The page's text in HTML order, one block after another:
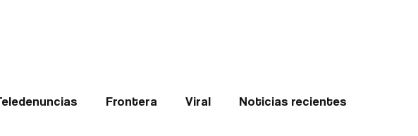
Frontera Viral Noticias recientes